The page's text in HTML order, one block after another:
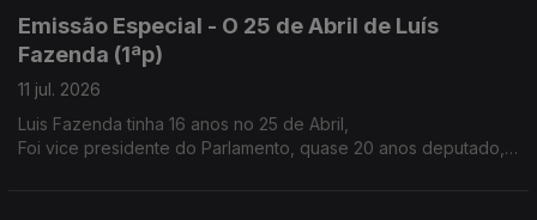
Emissão Especial - O 25 de Abril de Luís
Fazenda (1ªp)
11 jul. 2026
Luis Fazenda tinha 16 anos no 25 de Abril,
Foi vice presidente do Parlamento, quase 20 anos deputado,